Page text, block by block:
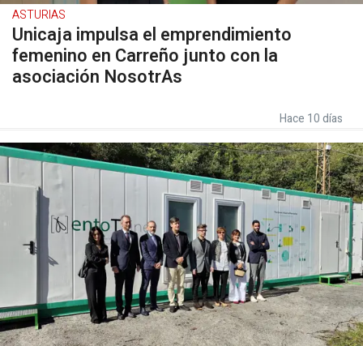
ASTURIAS
Unicaja impulsa el emprendimiento
femenino en Carreño junto con la
asociación NosotrAs
Hace 10 días